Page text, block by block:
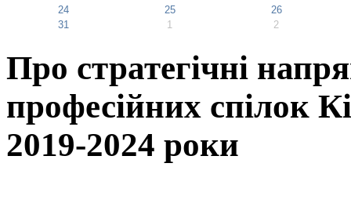
24
25
26
31
1 2
Про стратегічні
професійних спілок
2019-2024 роки